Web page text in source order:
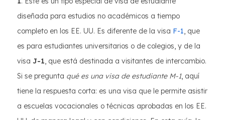
diseñada para estudios no académicos a tiempo
completo en los EE. UU. Es diferente de la visa F-1, que
es para estudiantes universitarios o de colegios, y de la
visa J-1, que está destinada a visitantes de intercambio.
Si se pregunta qué es una visa de estudiante M-1, aquí
tiene la respuesta corta: es una visa que le permite asistir
a escuelas vocacionales o técnicas aprobadas en los EE.